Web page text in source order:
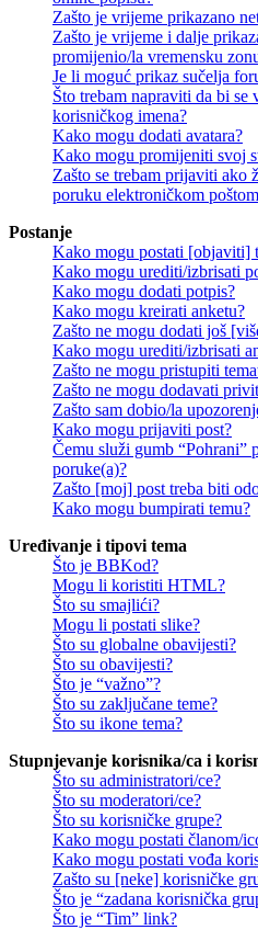
Zašto je vrijeme prikazano
Zašto je vrijeme i dalje
promijenio/la vremensku
Je li moguć prikaz sučelja
Što trebam napraviti da bi
korisničkog imena?
Kako mogu dodati avatara?
Kako mogu promijeniti svoj
Zašto se trebam prijaviti ako
poruku elektroničkom
Postanje
Kako mogu postati [objaviti]
Kako mogu urediti/izbrisati
Kako mogu dodati potpis?
Kako mogu kreirati anketu?
Zašto ne mogu dodati još
Kako mogu urediti/izbrisati
Zašto ne mogu pristupiti
Zašto ne mogu dodavati
Zašto sam dobio/la
Kako mogu prijaviti post?
Čemu služi gumb “Pohrani”
poruke(a)?
Zašto [moj] post treba biti
Kako mogu bumpirati temu?
Uređivanje i tipovi tema
Što je BBKod?
Mogu li koristiti HTML?
Što su smajlići?
Mogu li postati slike?
Što su globalne obavijesti?
Što su obavijesti?
Što je “važno”?
Što su zaključane teme?
Što su ikone tema?
Stupnjevanje korisnika/ca i
Što su administratori/ce?
Što su moderatori/ce?
Što su korisničke grupe?
Kako mogu postati članom/
Kako mogu postati vođa
Zašto su [neke] korisničke
Što je “zadana korisnička
Što je “Tim” link?